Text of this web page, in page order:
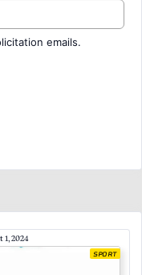
emails.
1, 2024
SPORT